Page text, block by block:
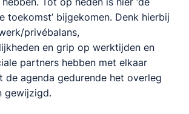
toekomst’ bijgekomen. Denk hierbij
privébalans,
en grip op werktijden en
partners hebben met elkaar
de agenda gedurende het overleg
gewijzigd.